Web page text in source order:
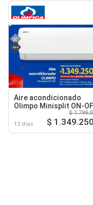
Aire acondicionado
Olimpo Minisplit ON-
13 días
$
$